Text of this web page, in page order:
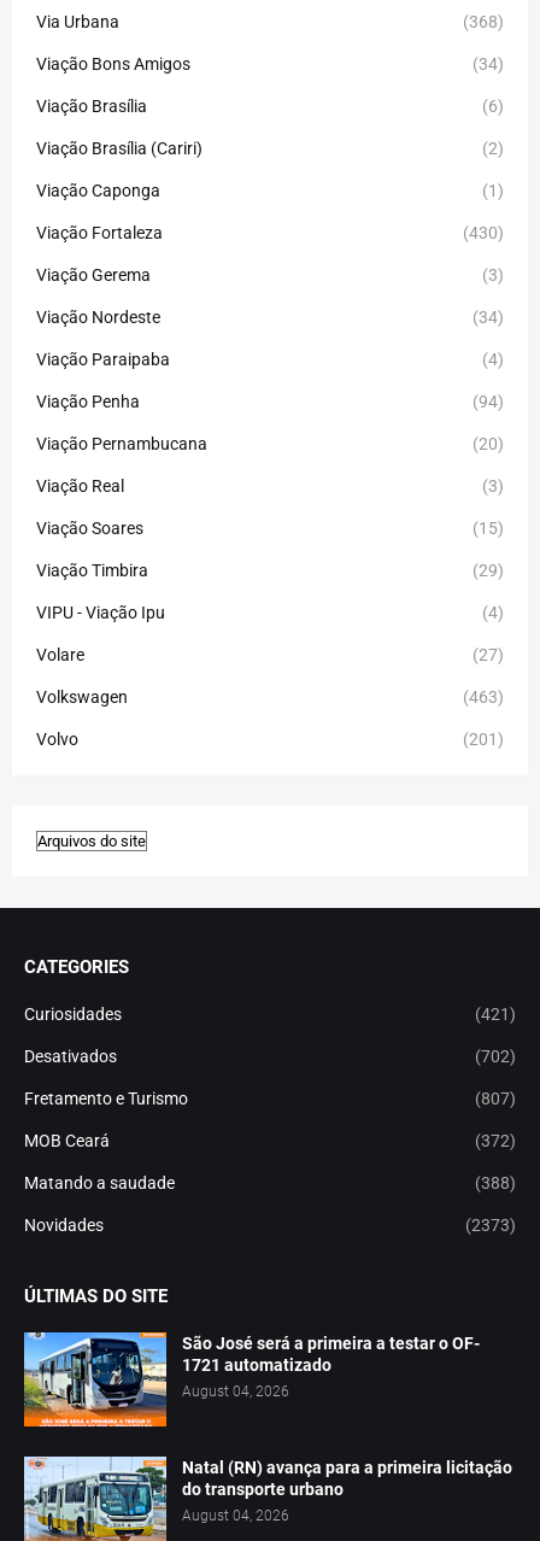
Via Urbana (368)
Viação Bons Amigos (34)
Viação Brasília (6)
Viação Brasília (Cariri) (2)
Viação Caponga (1)
Viação Fortaleza (430)
Viação Gerema (3)
Viação Nordeste (34)
Viação Paraipaba (4)
Viação Penha (94)
Viação Pernambucana (20)
Viação Real (3)
Viação Soares (15)
Viação Timbira (29)
VIPU - Viação Ipu (4)
Volare (27)
Volkswagen (463)
Volvo (201)
CATEGORIES
Curiosidades (421)
Desativados (702)
Fretamento e Turismo (807)
MOB Ceará (372)
Matando a saudade (388)
Novidades (2373)
ÚLTIMAS DO SITE
São José será a primeira a testar o OF-
1721 automatizado
August 04, 2026
Natal (RN) avança para a primeira licitação
do transporte urbano
August 04, 2026